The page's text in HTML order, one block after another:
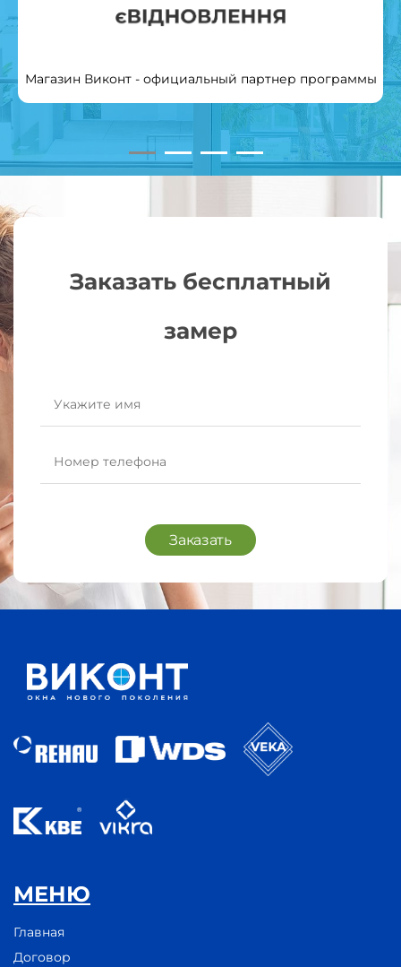
Магазин Виконт - официальный партнер программы
Заказать бесплатный
замер
Заказать
МЕНЮ
Главная
Договор